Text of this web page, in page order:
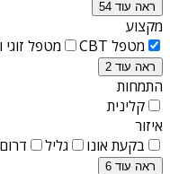
ראה עוד 54
מקצוע
מטפל CBT
מטפל
ראה עוד 2
התמחות
קלינית
איזור
בקעת אונו
גליל דרום
ראה עוד 6